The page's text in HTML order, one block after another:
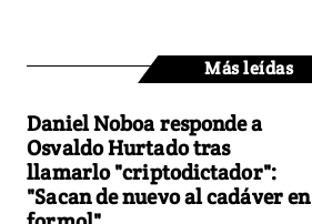
Más leídas
Daniel Noboa responde a
Osvaldo Hurtado tras
llamarlo "criptodictador":
"Sacan de nuevo al cadáver en